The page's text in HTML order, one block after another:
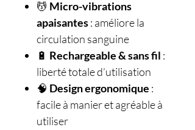
💆 Micro-vibrations
apaisantes: améliore la
circulation sanguine
🔋 Rechargeable & sans fil :
liberté totale d’utilisation
🧠 Design ergonomique :
facile à manier et agréable à
utiliser